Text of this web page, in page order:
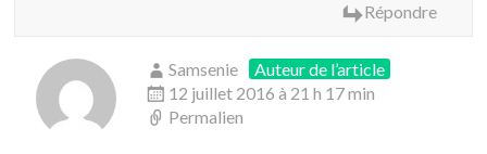
Répondre
Samsenie
Auteur de l’article
12 juillet 2016 à 21 h 17 min
Permalien